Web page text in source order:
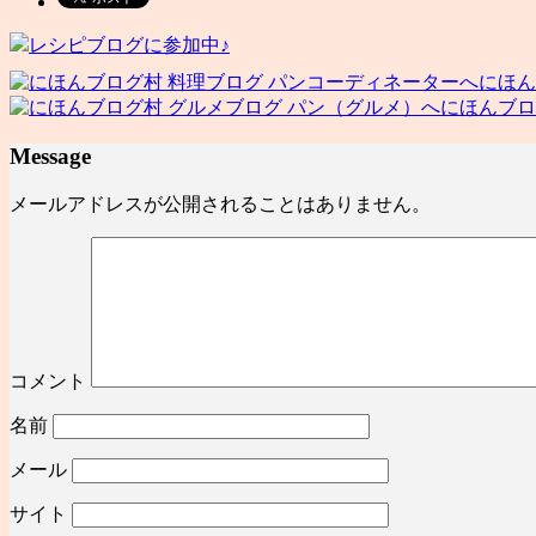
レシピブログに参加中♪
にほ
にほんブ
Message
メールアドレスが公開されることはありません。
コメント
名前
メール
サイト